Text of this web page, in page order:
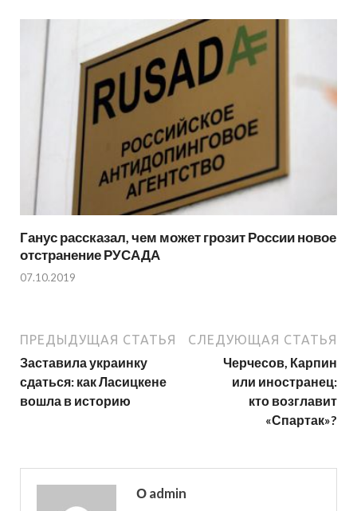
Ганус рассказал, чем может грозит России новое
отстранение РУСАДА
07.10.2019
ПРЕДЫДУЩАЯ СТАТЬЯ
Заставила украинку
сдаться: как Ласицкене
вошла в историю
СЛЕДУЮЩАЯ СТАТЬЯ
Черчесов, Карпин
или иностранец:
кто возглавит
«Спартак»?
О admin